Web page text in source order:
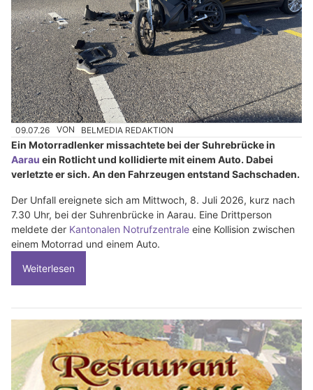
09.07.26 VON BELMEDIA REDAKTION
Ein Motorradlenker missachtete bei der Suhrebrücke in
Aarau ein Rotlicht und kollidierte mit einem Auto. Dabei
verletzte er sich. An den Fahrzeugen entstand Sachschaden.
Der Unfall ereignete sich am Mittwoch, 8. Juli 2026, kurz nach
7.30 Uhr, bei der Suhrenbrücke in Aarau. Eine Drittperson
meldete der Kantonalen Notrufzentrale eine Kollision zwischen
einem Motorrad und einem Auto.
Weiterlesen